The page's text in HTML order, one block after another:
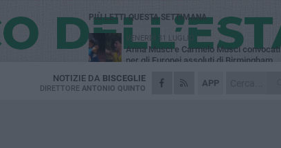
APP
NOTIZIE DA BISCEGLIE
DIRETTORE ANTONIO QUINTO
PIÙ LETTI QUESTA SETTIMANA
VENERDÌ 31 LUGLIO
Anna Musci e Carmelo Musci convocati
per gli Europei assoluti di Birmingham
LUNEDÌ 3 AGOSTO
Simone Franceschi, una solida certezza